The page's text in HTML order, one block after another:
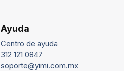
Ayuda
Centro de ayuda
312 121 0847
soporte@yimi.com.mx